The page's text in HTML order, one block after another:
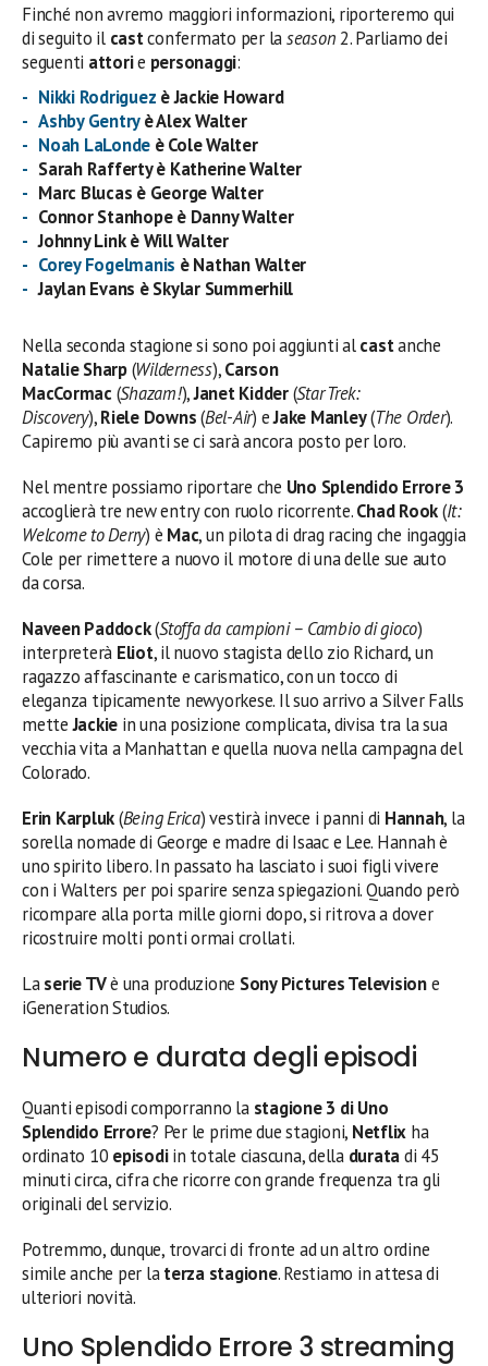
Finché non avremo maggiori informazioni, riporteremo qui
di seguito il castconfermato per laseason2. Parliamo dei
seguenti attorie personaggi:
Nikki Rodriguez è Jackie Howard
Ashby Gentryè Alex Walter
Noah LaLonde è Cole Walter
Sarah Rafferty è Katherine Walter
Marc Blucas è George Walter
Connor Stanhope è Danny Walter
Johnny Link è Will Walter
Corey Fogelmanis è Nathan Walter
Jaylan Evans è Skylar Summerhill
Nella seconda stagione si sono poi aggiunti alcastanche
Natalie Sharp(Wilderness),Carson
MacCormac (Shazam!),Janet Kidder(Star Trek:
Discovery),Riele Downs(Bel-Air) eJake Manley(The Order).
Capiremo più avanti se ci sarà ancora posto per loro.
Nel mentre possiamo riportare che Uno Splendido Errore 3
accoglierà tre new entry con ruolo ricorrente.Chad Rook(It:
Welcome to Derry) è Mac, un pilota di drag racing che ingaggia
Cole per rimettere a nuovo il motore di una delle sue auto
da corsa.
Naveen Paddock(Stoffa da campioni – Cambio di gioco)
interpreterà Eliot, il nuovo stagista dello zio Richard, un
ragazzo affascinante e carismatico, con un tocco di
eleganza tipicamente newyorkese. Il suo arrivo a Silver Falls
metteJackie in una posizione complicata, divisa tra la sua
vecchia vita a Manhattan e quella nuova nella campagna del
Colorado.
Erin Karpluk(Being Erica) vestirà invece i panni di Hannah, la
sorella nomade di George e madre di Isaac e Lee. Hannah è
uno spirito libero. In passato ha lasciato i suoi figli vivere
con i Walters per poi sparire senza spiegazioni. Quando però
ricompare alla porta mille giorni dopo, si ritrova a dover
ricostruire molti ponti ormai crollati.
Laserie TVè una produzione Sony Pictures Televisione
iGeneration Studios.
Numero e durata degli episodi
Quanti episodi comporranno la stagione 3 di Uno
Splendido Errore? Per le prime due stagioni, Netflix ha
ordinato 10 episodiin totale ciascuna, della duratadi 45
minuti circa, cifra che ricorre con grande frequenza tra gli
originali del servizio.
Potremmo, dunque, trovarci di fronte ad un altro ordine
simile anche per laterza stagione. Restiamo in attesa di
ulteriori novità.
Uno Splendido Errore 3 streaming